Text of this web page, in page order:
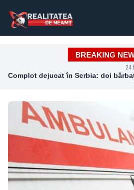
Realitatea de Neamt - Știri de Ultimă
BREAKING
24
Complot dejucat în Serbia: doi